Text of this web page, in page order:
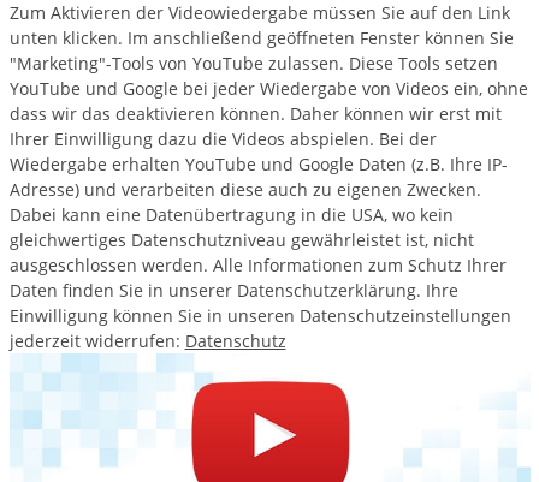
Zum Aktivieren der Videowiedergabe müssen Sie auf den Link
unten klicken. Im anschließend geöffneten Fenster können Sie
"Marketing"-Tools von YouTube zulassen. Diese Tools setzen
YouTube und Google bei jeder Wiedergabe von Videos ein, ohne
dass wir das deaktivieren können. Daher können wir erst mit
Ihrer Einwilligung dazu die Videos abspielen. Bei der
Wiedergabe erhalten YouTube und Google Daten (z.B. Ihre IP-
Adresse) und verarbeiten diese auch zu eigenen Zwecken.
Dabei kann eine Datenübertragung in die USA, wo kein
gleichwertiges Datenschutzniveau gewährleistet ist, nicht
ausgeschlossen werden. Alle Informationen zum Schutz Ihrer
Daten finden Sie in unserer Datenschutzerklärung. Ihre
Einwilligung können Sie in unseren Datenschutzeinstellungen
jederzeit widerrufen: Datenschutz